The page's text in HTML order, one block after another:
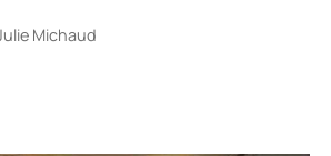
Michaud